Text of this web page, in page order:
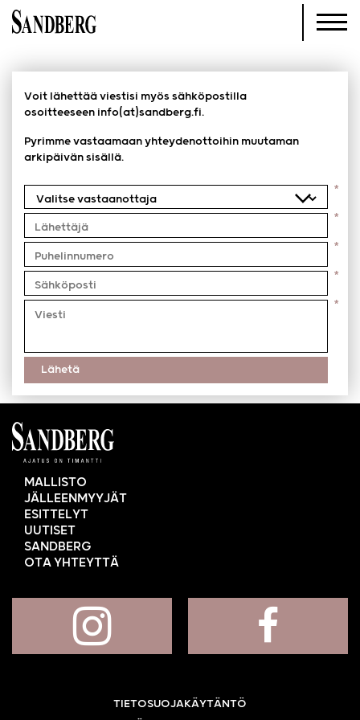
Voit lähettää viestisi myös sähköpostilla
osoitteeseen info(at)sandberg.fi.
Pyrimme vastaamaan yhteydenottoihin muutaman
arkipäivän sisällä.
Lähetä
MALLISTO
JÄLLEENMYYJÄT
ESITTELYT
UUTISET
SANDBERG
OTA YHTEYTTÄ
TIETOSUOJAKÄYTÄNTÖ